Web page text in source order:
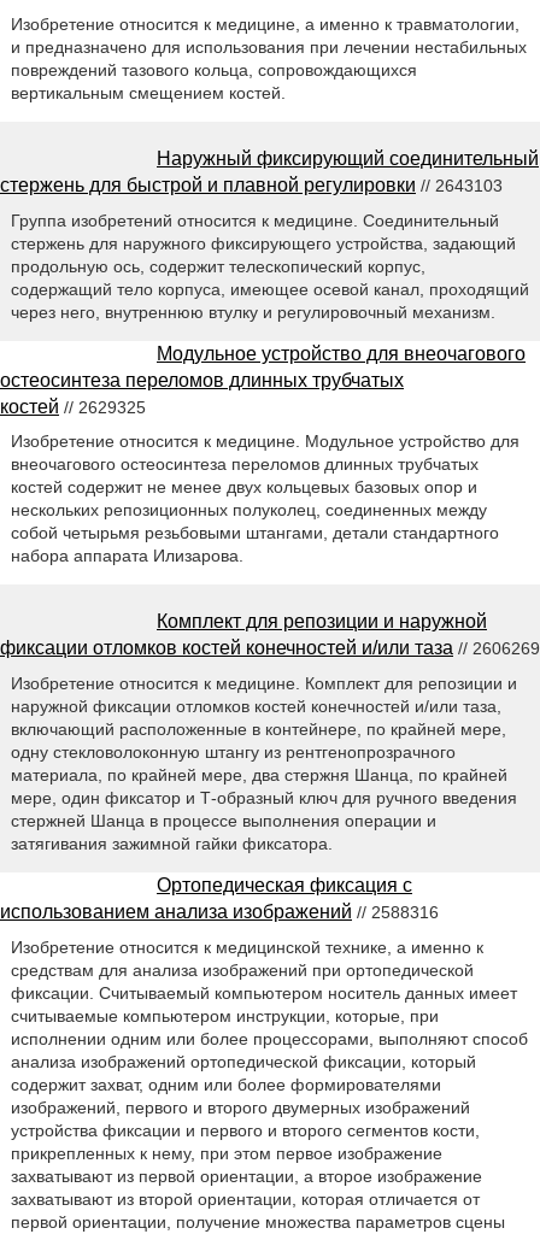
Изобретение относится к медицине, а именно к травматологии,
и предназначено для использования при лечении нестабильных
повреждений тазового кольца, сопровождающихся
вертикальным смещением костей.
Наружный фиксирующий соединительный
стержень для быстрой и плавной регулировки // 2643103
Группа изобретений относится к медицине. Соединительный
стержень для наружного фиксирующего устройства, задающий
продольную ось, содержит телескопический корпус,
содержащий тело корпуса, имеющее осевой канал, проходящий
через него, внутреннюю втулку и регулировочный механизм.
Модульное устройство для внеочагового
остеосинтеза переломов длинных трубчатых
костей // 2629325
Изобретение относится к медицине. Модульное устройство для
внеочагового остеосинтеза переломов длинных трубчатых
костей содержит не менее двух кольцевых базовых опор и
нескольких репозиционных полуколец, соединенных между
собой четырьмя резьбовыми штангами, детали стандартного
набора аппарата Илизарова.
Комплект для репозиции и наружной
фиксации отломков костей конечностей и/или таза // 2606269
Изобретение относится к медицине. Комплект для репозиции и
наружной фиксации отломков костей конечностей и/или таза,
включающий расположенные в контейнере, по крайней мере,
одну стекловолоконную штангу из рентгенопрозрачного
материала, по крайней мере, два стержня Шанца, по крайней
мере, один фиксатор и Т-образный ключ для ручного введения
стержней Шанца в процессе выполнения операции и
затягивания зажимной гайки фиксатора.
Ортопедическая фиксация с
использованием анализа изображений // 2588316
Изобретение относится к медицинской технике, а именно к
средствам для анализа изображений при ортопедической
фиксации. Считываемый компьютером носитель данных имеет
считываемые компьютером инструкции, которые, при
исполнении одним или более процессорами, выполняют способ
анализа изображений ортопедической фиксации, который
содержит захват, одним или более формирователями
изображений, первого и второго двумерных изображений
устройства фиксации и первого и второго сегментов кости,
прикрепленных к нему, при этом первое изображение
захватывают из первой ориентации, а второе изображение
захватывают из второй ориентации, которая отличается от
первой ориентации, получение множества параметров сцены